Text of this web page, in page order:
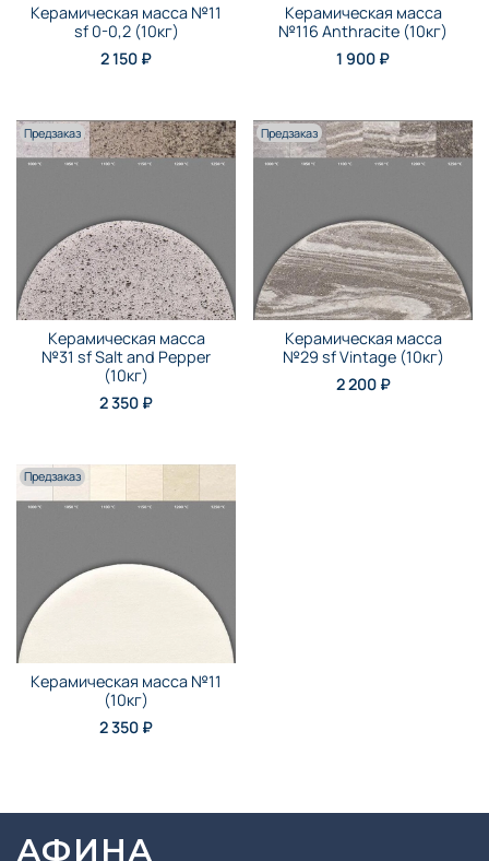
Керамическая масса №11
sf 0-0,2 (10кг)
2 150 ₽
Керамическая масса
№116 Anthraсite (10кг)
1 900 ₽
Предзаказ
Керамическая масса
№31 sf Salt and Pepper
(10кг)
2 350 ₽
Предзаказ
Керамическая масса
№29 sf Vintage (10кг)
2 200 ₽
Предзаказ
Керамическая масса №11
(10кг)
2 350 ₽
АФИНА